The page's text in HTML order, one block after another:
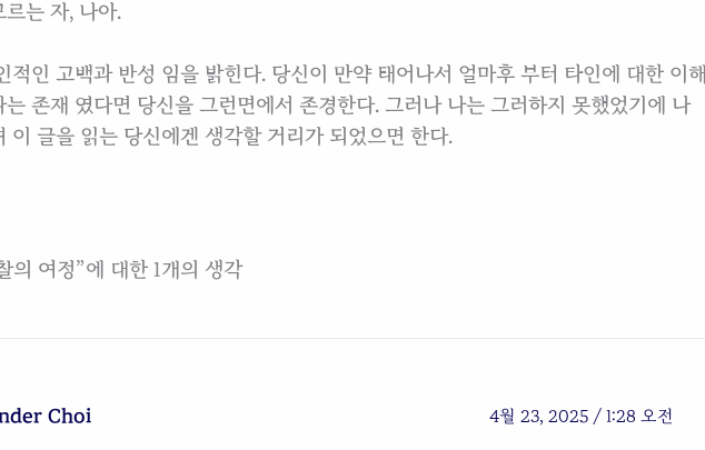
는 자, 나아.
적인 고백과 반성 임을 밝힌다. 당신이 만약 태어나서 얼마후 부터 타인에 대한 이해
는 존재 였다면 당신을 그런면에서 존경한다. 그러나 나는 그러하지 못했었기에 나
이 글을 읽는 당신에겐 생각할 거리가 되었으면 한다.
의 여정”에 대한 1개의 생각
Choi 4월 23, 2025 / 1:28 오전